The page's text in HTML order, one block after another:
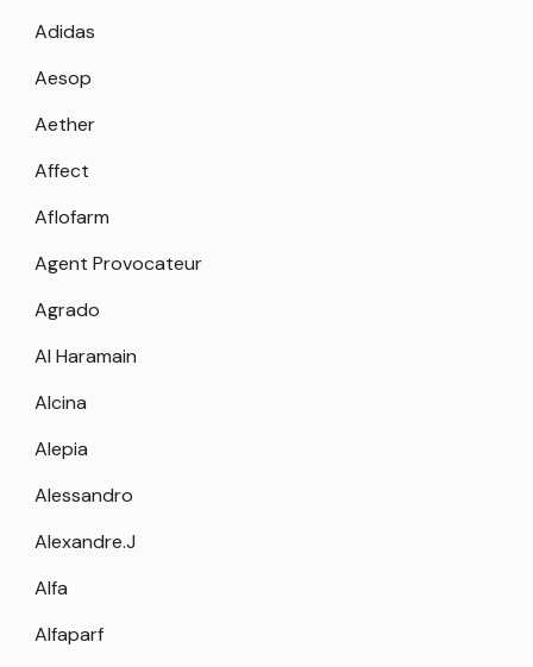
Adidas
Aesop
Aether
Affect
Aflofarm
Agent Provocateur
Agrado
Al Haramain
Alcina
Alepia
Alessandro
Alexandre.J
Alfa
Alfaparf